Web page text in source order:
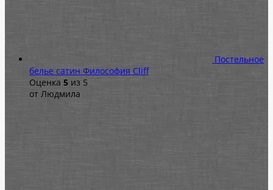
Постельное
белье сатин Философия Cliff
Оценка 5 из 5
от Людмила